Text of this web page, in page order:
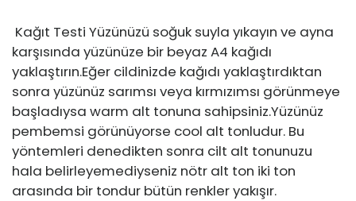
Kağıt Testi Yüzünüzü soğuk suyla yıkayın ve ayna
karşısında yüzünüze bir beyaz A4 kağıdı
yaklaştırın.Eğer cildinizde kağıdı yaklaştırdıktan
sonra yüzünüz sarımsı veya kırmızımsı görünmeye
başladıysa warm alt tonuna sahipsiniz.Yüzünüz
pembemsi görünüyorse cool alt tonludur. Bu
yöntemleri denedikten sonra cilt alt tonunuzu
hala belirleyemediyseniz nötr alt ton iki ton
arasında bir tondur bütün renkler yakışır.